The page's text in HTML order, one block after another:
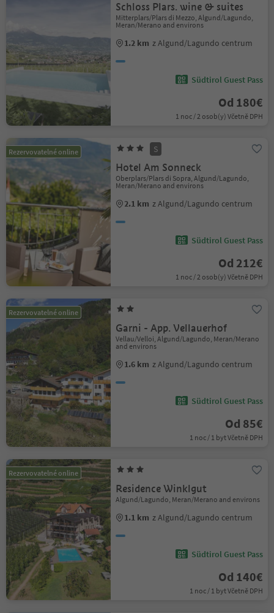
Schloss Plars. wine & suites
Mitterplars/Plars di Mezzo, Algund/Lagundo,
Meran/Merano and environs
1.2 km z Algund/Lagundo centrum
Südtirol Guest Pass
Od 180€
1 noc / 2 osob(y) Včetně DPH
Rezervovatelné online S
Hotel Am Sonneck
Oberplars/Plars di Sopra, Algund/Lagundo,
Meran/Merano and environs
2.1 km z Algund/Lagundo centrum
Südtirol Guest Pass
Od 212€
1 noc / 2 osob(y) Včetně DPH
Rezervovatelné online
Garni - App. Vellauerhof
Vellau/Velloi, Algund/Lagundo, Meran/Merano
and environs
1.6 km z Algund/Lagundo centrum
Südtirol Guest Pass
Od 85€
1 noc / 1 byt Včetně DPH
Rezervovatelné online
Residence Winklgut
Algund/Lagundo, Meran/Merano and environs
1.1 km z Algund/Lagundo centrum
Südtirol Guest Pass
Od 140€
1 noc / 1 byt Včetně DPH